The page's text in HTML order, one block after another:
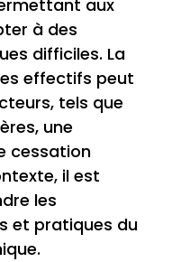
aux
à des
difficiles. La
effectifs peut
tels que
une
cessation
il est
les
et pratiques du